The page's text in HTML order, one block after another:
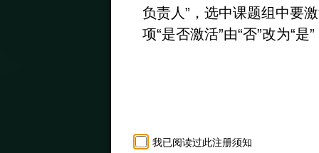
账号类型 校外用
负责人”，选中课题组中要
项“是否激活”由“否”改为“是
我已阅读过此注册须知